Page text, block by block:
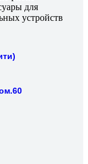
для
устройств